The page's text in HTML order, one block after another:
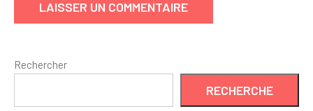
Rechercher
RECHERCHE